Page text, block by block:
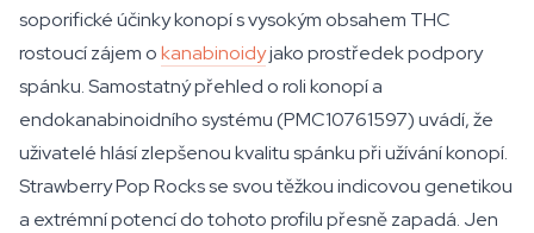
soporifické účinky konopí s vysokým obsahem THC
rostoucí zájem okanabinoidyjako prostředek podpory
spánku. Samostatný přehled o roli konopí a
endokanabinoidního systému (PMC10761597) uvádí, že
uživatelé hlásí zlepšenou kvalitu spánku při užívání konopí.
Strawberry Pop Rocks se svou těžkou indicovou genetikou
a extrémní potencí do tohoto profilu přesně zapadá. Jen